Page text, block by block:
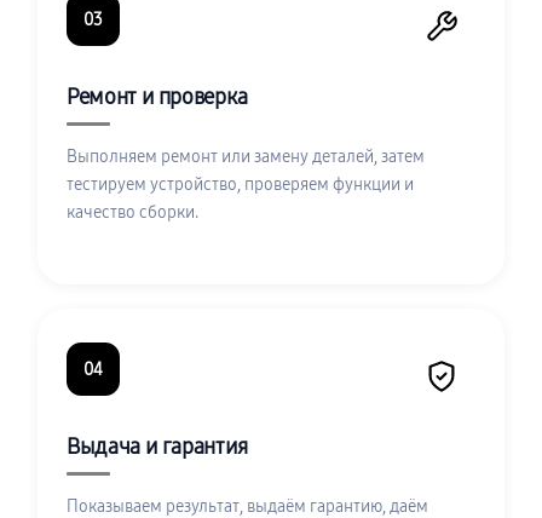
03
Ремонт и проверка
Выполняем ремонт или замену деталей, затем
тестируем устройство, проверяем функции и
качество сборки.
04
Выдача и гарантия
Показываем результат, выдаём гарантию, даём